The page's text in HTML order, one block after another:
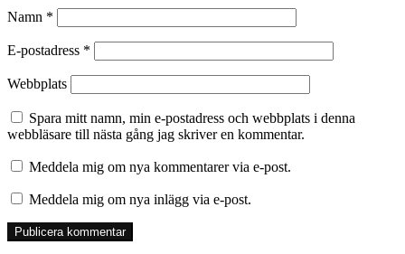
Namn *
E-postadress *
Webbplats
Spara mitt namn, min e-postadress och webbplats i denna
webbläsare till nästa gång jag skriver en kommentar.
Meddela mig om nya kommentarer via e-post.
Meddela mig om nya inlägg via e-post.